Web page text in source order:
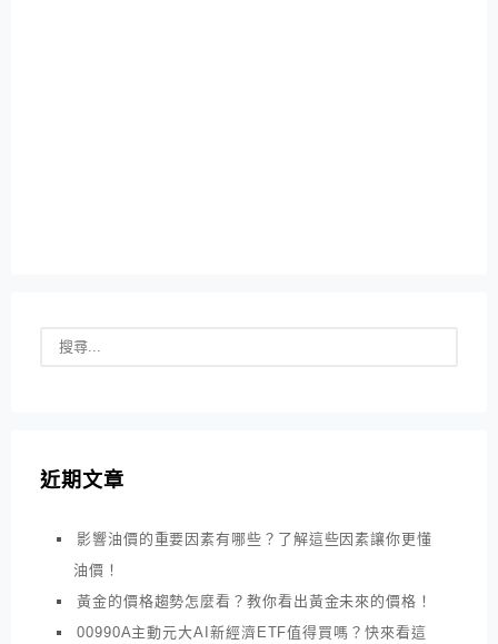
近期文章
影響油價的重要因素有哪些？了解這些因素讓你更懂
油價！
黃金的價格趨勢怎麼看？教你看出黃金未來的價格！
00990A主動元大AI新經濟ETF值得買嗎？快來看這